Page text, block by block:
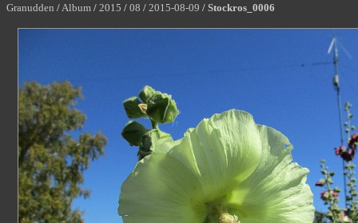
Granudden /Album / 2015 / 08 / 2015-08-09 / Stockros_0006